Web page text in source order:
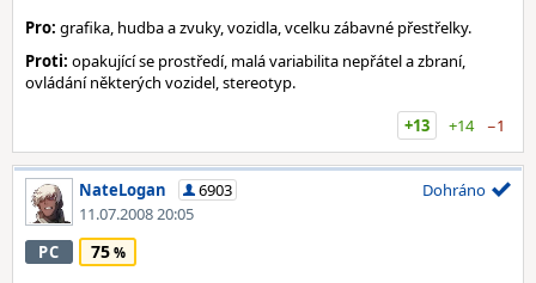
Pro: grafika, hudba a zvuky, vozidla, vcelku zábavné přestřelky.
Proti: opakující se prostředí, malá variabilita nepřátel a zbraní,
ovládání některých vozidel, stereotyp.
+13
+14 −1
NateLogan
6903
11.07.2008 20:05
Dohráno
PC 75